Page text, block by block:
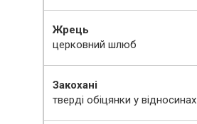
Жрець
церковний шлюб
Закохані
тверді обіцянки у відносинах